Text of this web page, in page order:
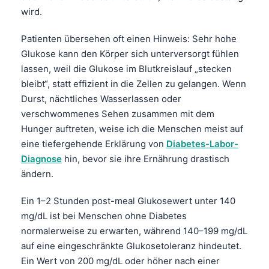
wird.
Patienten übersehen oft einen Hinweis: Sehr hohe
Glukose kann den Körper sich unterversorgt fühlen
lassen, weil die Glukose im Blutkreislauf „stecken
bleibt“, statt effizient in die Zellen zu gelangen. Wenn
Durst, nächtliches Wasserlassen oder
verschwommenes Sehen zusammen mit dem
Hunger auftreten, weise ich die Menschen meist auf
eine tiefergehende Erklärung von Diabetes-Labor-
Diagnose hin, bevor sie ihre Ernährung drastisch
ändern.
Ein 1–2 Stunden post-meal Glukosewert unter 140
mg/dL ist bei Menschen ohne Diabetes
normalerweise zu erwarten, während 140–199 mg/dL
auf eine eingeschränkte Glukosetoleranz hindeutet.
Ein Wert von 200 mg/dL oder höher nach einer